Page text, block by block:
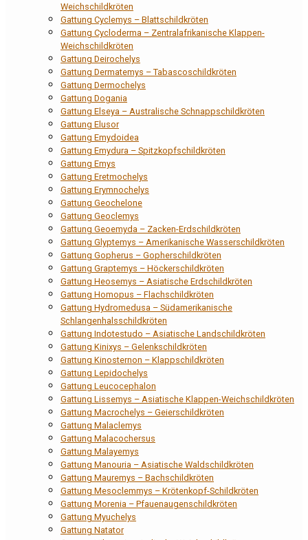
Weichschildkröten
Gattung Cyclemys – Blattschildkröten
Gattung Cycloderma – Zentralafrikanische Klappen-
Weichschildkröten
Gattung Deirochelys
Gattung Dermatemys – Tabascoschildkröten
Gattung Dermochelys
Gattung Dogania
Gattung Elseya – Australische Schnappschildkröten
Gattung Elusor
Gattung Emydoidea
Gattung Emydura – Spitzkopfschildkröten
Gattung Emys
Gattung Eretmochelys
Gattung Erymnochelys
Gattung Geochelone
Gattung Geoclemys
Gattung Geoemyda – Zacken-Erdschildkröten
Gattung Glyptemys – Amerikanische Wasserschildkröten
Gattung Gopherus – Gopherschildkröten
Gattung Graptemys – Höckerschildkröten
Gattung Heosemys – Asiatische Erdschildkröten
Gattung Homopus – Flachschildkröten
Gattung Hydromedusa – Südamerikanische
Schlangenhalsschildkröten
Gattung Indotestudo – Asiatische Landschildkröten
Gattung Kinixys – Gelenkschildkröten
Gattung Kinosternon – Klappschildkröten
Gattung Lepidochelys
Gattung Leucocephalon
Gattung Lissemys – Asiatische Klappen-Weichschildkröten
Gattung Macrochelys – Geierschildkröten
Gattung Malaclemys
Gattung Malacochersus
Gattung Malayemys
Gattung Manouria – Asiatische Waldschildkröten
Gattung Mauremys – Bachschildkröten
Gattung Mesoclemmys – Krötenkopf-Schildkröten
Gattung Morenia – Pfauenaugenschildkröten
Gattung Myuchelys
Gattung Natator